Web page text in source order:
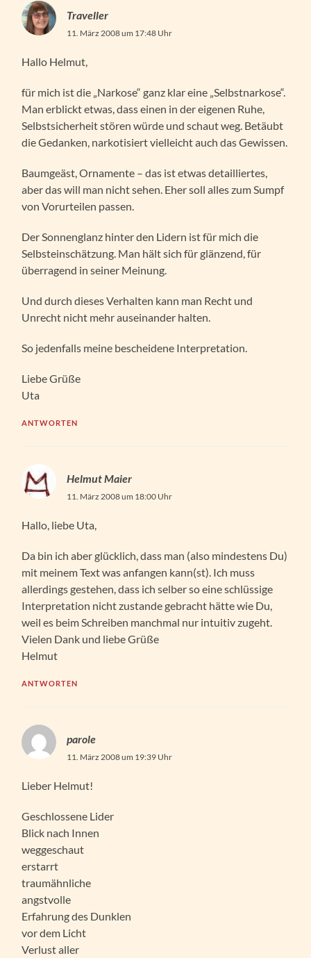
Traveller
11. März 2008 um 17:48 Uhr
Hallo Helmut,
für mich ist die „Narkose“ ganz klar eine „Selbstnarkose“.
Man erblickt etwas, dass einen in der eigenen Ruhe,
Selbstsicherheit stören würde und schaut weg. Betäubt
die Gedanken, narkotisiert vielleicht auch das Gewissen.
Baumgeäst, Ornamente – das ist etwas detailliertes,
aber das will man nicht sehen. Eher soll alles zum Sumpf
von Vorurteilen passen.
Der Sonnenglanz hinter den Lidern ist für mich die
Selbsteinschätzung. Man hält sich für glänzend, für
überragend in seiner Meinung.
Und durch dieses Verhalten kann man Recht und
Unrecht nicht mehr auseinander halten.
So jedenfalls meine bescheidene Interpretation.
Liebe Grüße
Uta
ANTWORTEN
Helmut Maier
11. März 2008 um 18:00 Uhr
Hallo, liebe Uta,
Da bin ich aber glücklich, dass man (also mindestens Du)
mit meinem Text was anfangen kann(st). Ich muss
allerdings gestehen, dass ich selber so eine schlüssige
Interpretation nicht zustande gebracht hätte wie Du,
weil es beim Schreiben manchmal nur intuitiv zugeht.
Vielen Dank und liebe Grüße
Helmut
ANTWORTEN
parole
11. März 2008 um 19:39 Uhr
Lieber Helmut!
Geschlossene Lider
Blick nach Innen
weggeschaut
erstarrt
traumähnliche
angstvolle
Erfahrung des Dunklen
vor dem Licht
Verlust aller